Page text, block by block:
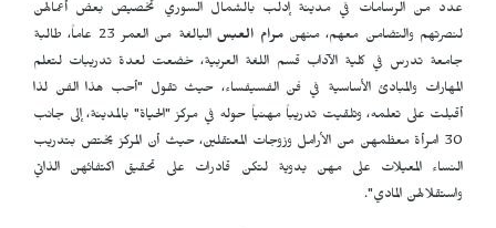
عدد من الرسامات في مدينة إدلب بالشمال السوري تخصيص بعض أعمالهن
لنصرتهم والتضامن معهم، منهنمرام العبس
البالغة من العمر 23 عاماً، طالبة
جامعة تدرس في كلية الآداب قسم اللغة العربية، خضعت لعدة تدريبات لتعلم
المهارات والمبادئ الأساسية في فن الفسيفساء، حيث تقول "أحب هذا الفن لذا
أقبلت على تعلمه، وتلقيت تدريباً مهنياً حوله في مركز "الحياة" بالمدينة، إلى جانب
30 امرأة معظمهن من الأرامل وزوجات المعتقلين، حيث أن المركز يختص بتدريب
النساء المعيلات على مهن يدوية لتكن قادرات على تحقيق اكتفائهن الذاتي
واستقلالهن المادي".